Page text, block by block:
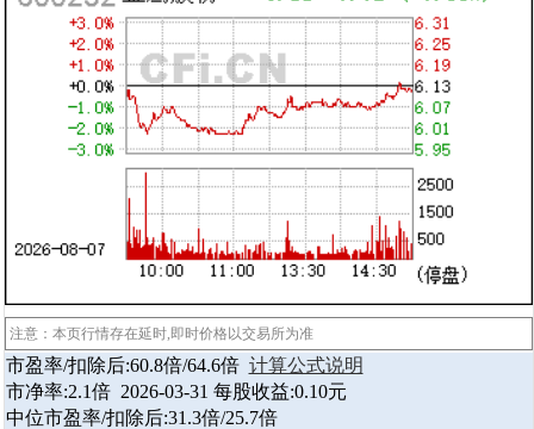
注意：本页行情存在延时,即时价格以交易所为准
市盈率/扣除后:60.8倍/64.6倍 计算公式说明
市净率:2.1倍 2026-03-31 每股收益:0.10元
中位市盈率/扣除后:31.3倍/25.7倍